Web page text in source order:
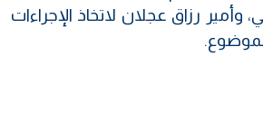
وأمير رزاق عجلان لاتخاذ الإجراءات